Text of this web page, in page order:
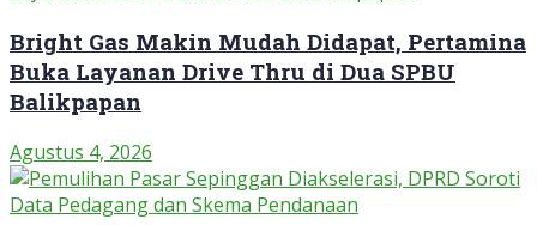
Bright Gas Makin Mudah Didapat, Pertamina
Buka Layanan Drive Thru di Dua SPBU
Balikpapan
Agustus 4, 2026